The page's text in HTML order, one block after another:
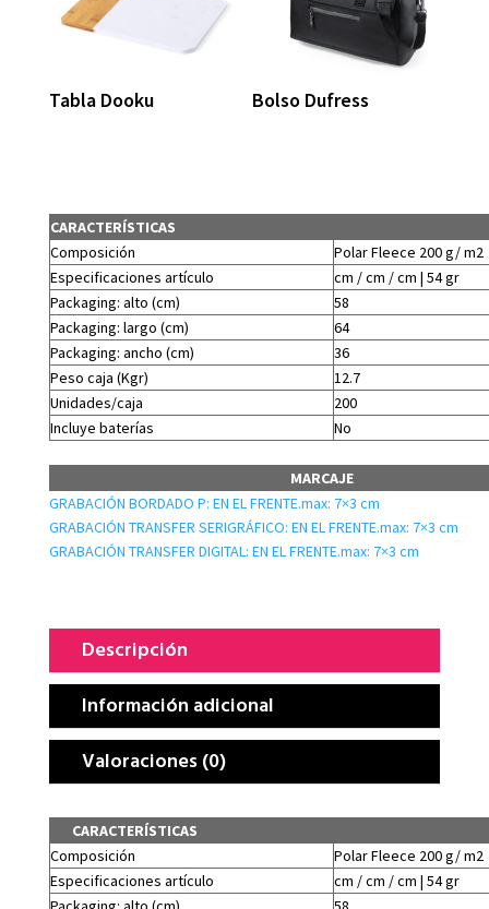
Tabla Dooku Bolso Dufress
CARACTERÍSTICAS
Composición
Polar Fleece 200 g/ m2
Especificaciones artículo
cm / cm / cm | 54 gr
Packaging: alto (cm)
58
Packaging: largo (cm)
64
Packaging: ancho (cm)
36
Peso caja (Kgr)
12.7
Unidades/caja
200
Incluye baterías
No
MARCAJE
GRABACIÓN BORDADO P: EN EL FRENTE.max: 7×3 cm
GRABACIÓN TRANSFER SERIGRÁFICO: EN EL FRENTE.max: 7×3 cm
GRABACIÓN TRANSFER DIGITAL: EN EL FRENTE.max: 7×3 cm
Descripción
Información adicional
Valoraciones (0)
CARACTERÍSTICAS
Composición
Polar Fleece 200 g/ m2
Especificaciones artículo
cm / cm / cm | 54 gr